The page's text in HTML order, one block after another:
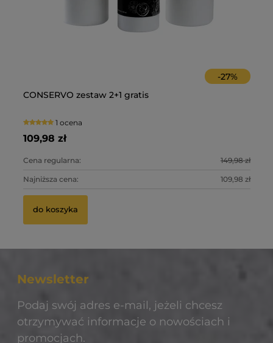
-27%
CONSERVO zestaw 2+1 gratis
1 ocena
109,98 zł
Cena regularna: 149,98 zł
Najniższa cena: 109,98 zł
do koszyka
Newsletter
Podaj swój adres e-mail, jeżeli chcesz
otrzymywać informacje o nowościach i
promocjach.